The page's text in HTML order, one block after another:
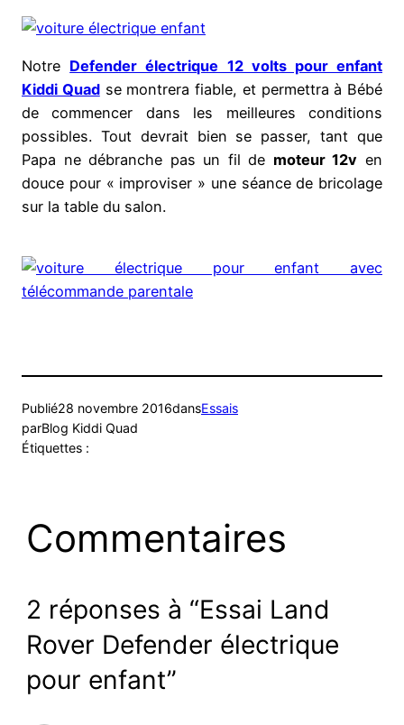
Notre Defender électrique 12 volts pour enfant
Kiddi Quadse montrera fiable, et permettra à Bébé
de commencer dans les meilleures conditions
possibles. Tout devrait bien se passer, tant que
Papa ne débranche pas un fil de moteur 12v en
douce pour « improviser » une séance de bricolage
sur la table du salon.
Publié28 novembre 2016dansEssais
parBlog Kiddi Quad
Étiquettes :
Commentaires
2 réponses à “Essai Land
Rover Defender électrique
pour enfant”